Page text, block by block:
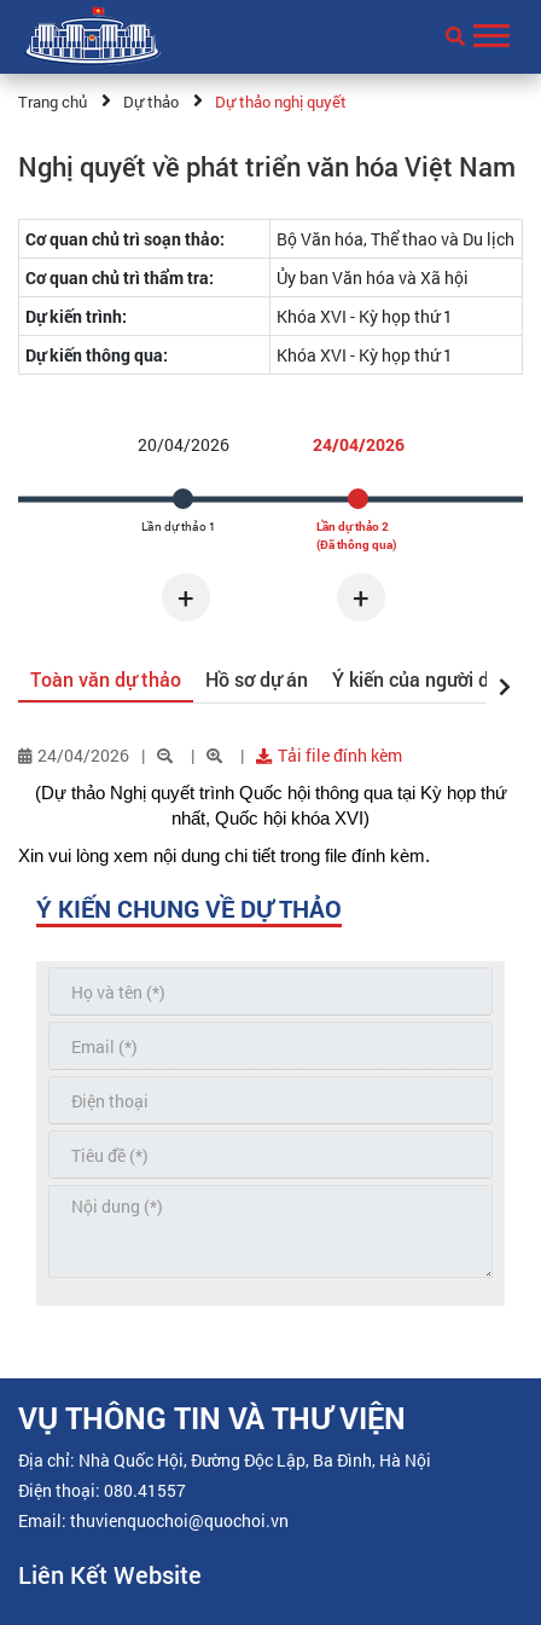
Trang chủ Dự thảo Dự thảo nghị quyết
Nghị quyết về phát triển văn hóa Việt Nam
Cơ quan chủ trì soạn thảo:
Bộ Văn hóa, Thể thao và Du lịch
Cơ quan chủ trì thẩm tra:
Ủy ban Văn hóa và Xã hội
Dự kiến trình:
Khóa XVI - Kỳ họp thứ 1
Dự kiến thông qua:
Khóa XVI - Kỳ họp thứ 1
+ +
Toàn văn dự thảo Hồ sơ dự án Ý kiến của người dân
24/04/2026 Tải file đính kèm
(Dự thảo Nghị quyết trình Quốc hội thông qua tại Kỳ họp thứ
nhất, Quốc hội khóa XVI)
Xin vui lòng xem nội dung chi tiết trong file đính kèm.
Ý KIẾN CHUNG VỀ DỰ THẢO
VỤ THÔNG TIN VÀ THƯ VIỆN
Địa chỉ: Nhà Quốc Hội, Đường Độc Lập, Ba Đình, Hà Nội
Điện thoại: 080.41557
Email: thuvienquochoi@quochoi.vn
Liên Kết Website